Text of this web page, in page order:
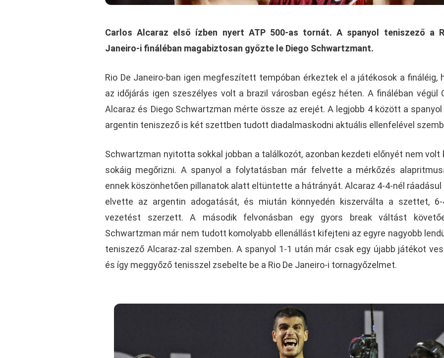
Carlos Alcaraz első ízben nyert ATP 500-as tornát. A spanyol teniszező a
Janeiro-i fináléban magabiztosan győzte le Diego Schwartzmant.
Rio De Janeiro-ban igen megfeszített tempóban érkeztek el a játékosok a fináléig,
az időjárás igen szeszélyes volt a brazil városban egész héten. A fináléban végül
Alcaraz és Diego Schwartzman mérte össze az erejét. A legjobb 4 között a
argentin teniszező is két szettben tudott diadalmaskodni aktuális ellenfelével
Schwartzman nyitotta sokkal jobban a találkozót, azonban kezdeti előnyét nem volt
sokáig megőrizni. A spanyol a folytatásban már felvette a mérkőzés
ennek köszönhetően pillanatok alatt eltüntette a hátrányát. Alcaraz 4-4-nél
elvette az argentin adogatását, és miután könnyedén kiszerválta a szettet, 6-
vezetést szerzett. A második felvonásban egy gyors break váltást
Schwartzman már nem tudott komolyabb ellenállást kifejteni az egyre nagyobb
teniszező Alcaraz-zal szemben. A spanyol 1-1 után már csak egy újabb játékot
és így meggyőző tenisszel zsebelte be a Rio De Janeiro-i tornagyőzelmet.